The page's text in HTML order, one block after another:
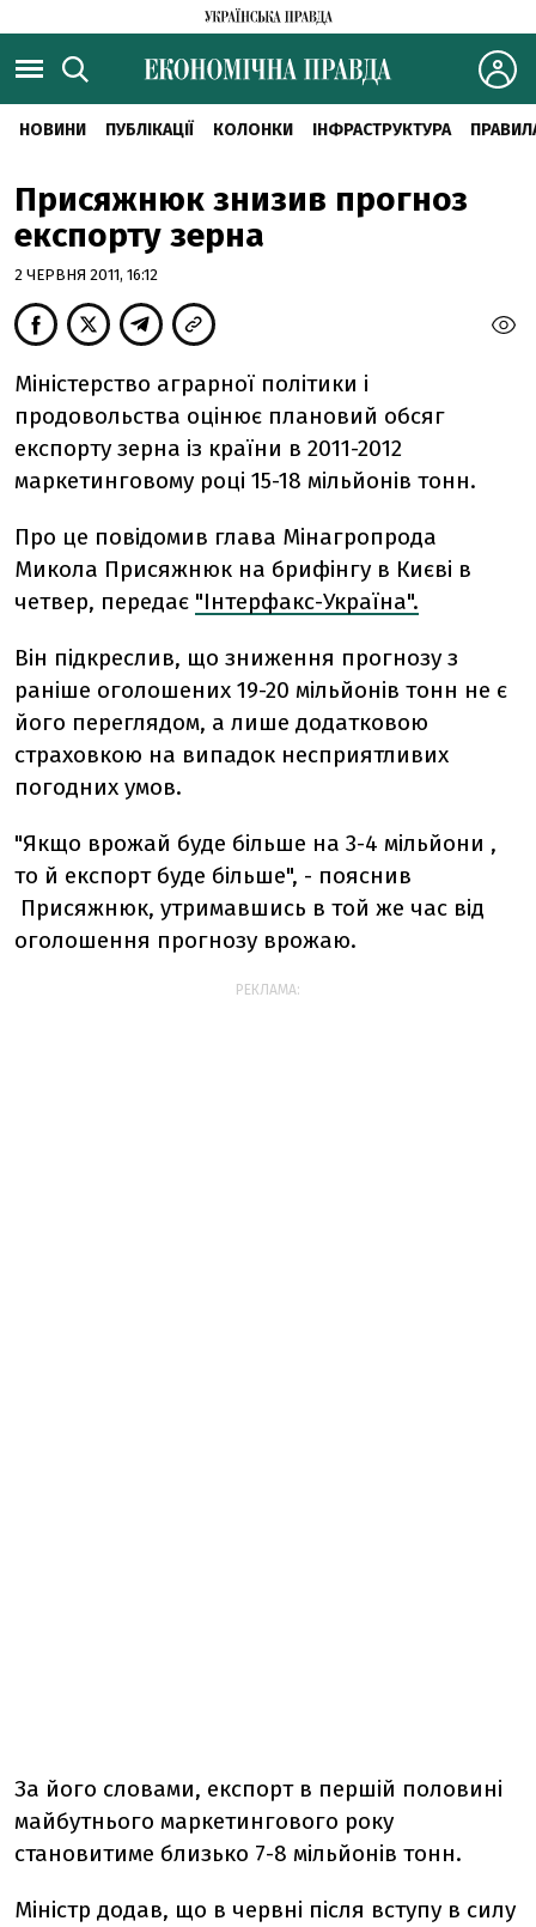
НОВИНИ ПУБЛІКАЦІЇ КОЛОНКИ ІНФРАСТРУКТУРА
Присяжнюк знизив прогноз
експорту зерна
2 ЧЕРВНЯ 2011, 16:12
Міністерство аграрної політики і
продовольства оцінює плановий обсяг
експорту зерна із країни в 2011-2012
маркетинговому році 15-18 мільйонів тонн.
Про це повідомив глава Мінагропрода
Микола Присяжнюк на брифінгу в Києві в
четвер, передає "Інтерфакс-Україна".
Він підкреслив, що зниження прогнозу з
раніше оголошених 19-20 мільйонів тонн не є
його переглядом, а лише додатковою
страховкою на випадок несприятливих
погодних умов.
"Якщо врожай буде більше на 3-4 мільйони ,
то й експорт буде більше", - пояснив
Присяжнюк, утримавшись в той же час від
оголошення прогнозу врожаю.
РЕКЛАМА:
За його словами, експорт в першій половині
майбутнього маркетингового року
становитиме близько 7-8 мільйонів тонн.
Міністр додав, що в червні після вступу в силу